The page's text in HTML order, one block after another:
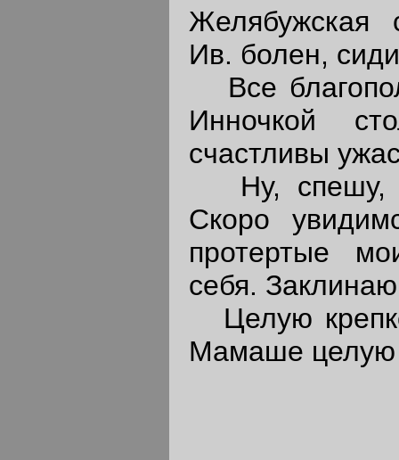
Желябужская
Ив. болен,
Все
Инночкой
счастливы
Ну, спешу,
Скоро
протертые
себя.
Целую
Мамаше целую